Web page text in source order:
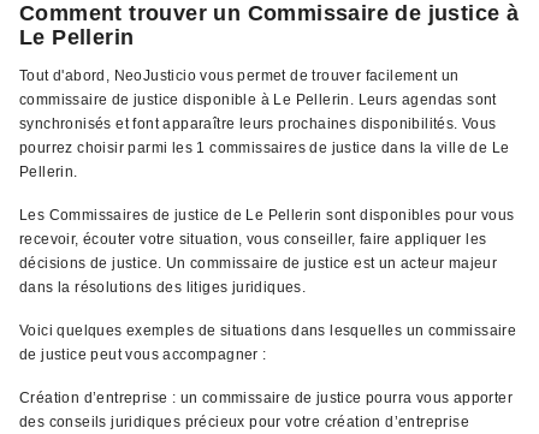
Comment trouver un Commissaire de justice à
Le Pellerin
Tout d'abord, NeoJusticio vous permet de trouver facilement un
commissaire de justice disponible à Le Pellerin. Leurs agendas sont
synchronisés et font apparaître leurs prochaines disponibilités. Vous
pourrez choisir parmi les 1 commissaires de justice dans la ville de Le
Pellerin.
Les Commissaires de justice de Le Pellerin sont disponibles pour vous
recevoir, écouter votre situation, vous conseiller, faire appliquer les
décisions de justice. Un commissaire de justice est un acteur majeur
dans la résolutions des litiges juridiques.
Voici quelques exemples de situations dans lesquelles un commissaire
de justice peut vous accompagner :
Création d’entreprise : un commissaire de justice pourra vous apporter
des conseils juridiques précieux pour votre création d’entreprise